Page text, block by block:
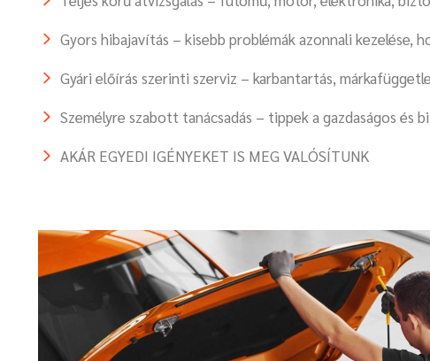
Gyors hibajavítás – kisebb problémák azonnali kezelése,
Gyári előírás szerinti szerviz – karbantartás,
Személyre szabott tanácsadás – tippek a gazdaságos és
AKÁR EGYEDI IGÉNYEKET IS MEG VALÓSÍTUNK